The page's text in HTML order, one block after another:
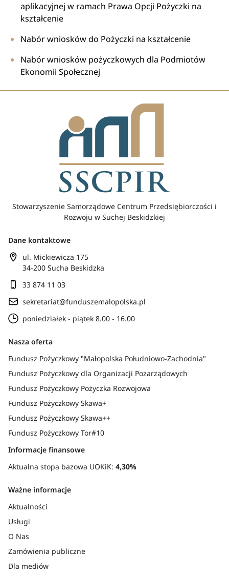
aplikacyjnej w ramach Prawa Opcji Pożyczki na
kształcenie
Nabór wniosków do Pożyczki na kształcenie
Nabór wniosków pożyczkowych dla Podmiotów
Ekonomii Społecznej
Stowarzyszenie Samorządowe Centrum Przedsiębiorczości i
Rozwoju w Suchej Beskidzkiej
Dane kontaktowe
ul. Mickiewicza 175
34-200 Sucha Beskidzka
33 874 11 03
sekretariat@funduszemalopolska.pl
poniedziałek - piątek 8.00 - 16.00
Nasza oferta
Fundusz Pożyczkowy "Małopolska Południowo-Zachodnia"
Fundusz Pożyczkowy dla Organizacji Pozarządowych
Fundusz Pożyczkowy Pożyczka Rozwojowa
Fundusz Pożyczkowy Skawa+
Fundusz Pożyczkowy Skawa++
Fundusz Pożyczkowy Tor#10
Informacje finansowe
Aktualna stopa bazowa UOKiK: 4,30%
Ważne informacje
Aktualności
Usługi
O Nas
Zamówienia publiczne
Dla mediów